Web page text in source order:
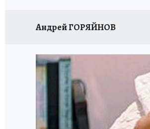
Андрей ГОРЯЙНОВ